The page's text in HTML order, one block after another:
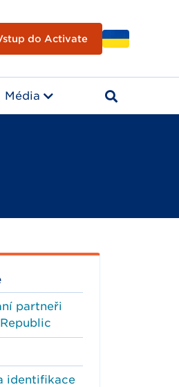
do Activate
Média
partneři
Republic
identifikace